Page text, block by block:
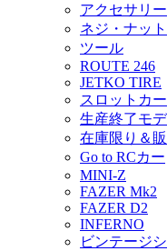
アクセサリー
ネジ・ナット
ツール
ROUTE 246
JETKO TIRE
スロットカー
生産終了モ
在庫限り＆
Go to RCカー
MINI-Z
FAZER Mk2
FAZER D2
INFERNO
ビンテージ